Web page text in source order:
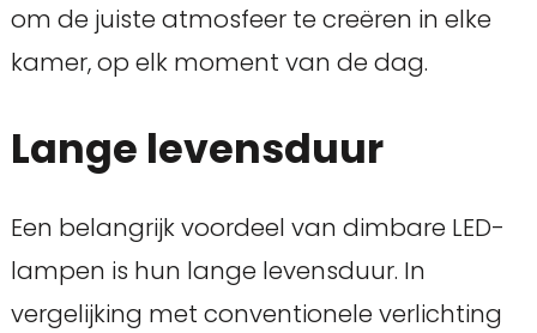
om de juiste atmosfeer te creëren in elke
kamer, op elk moment van de dag.
Lange levensduur
Een belangrijk voordeel van dimbare LED-
lampen is hun lange levensduur. In
vergelijking met conventionele verlichting